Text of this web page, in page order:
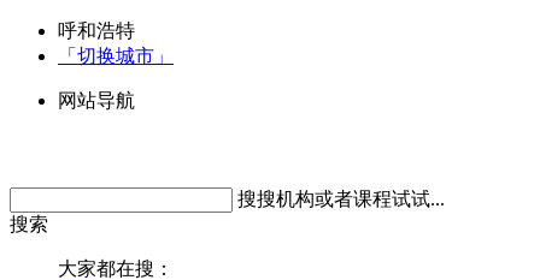
呼和浩特
「切换城市」
网站导航
搜搜机构或者课程试试...
搜索
大家都在搜：